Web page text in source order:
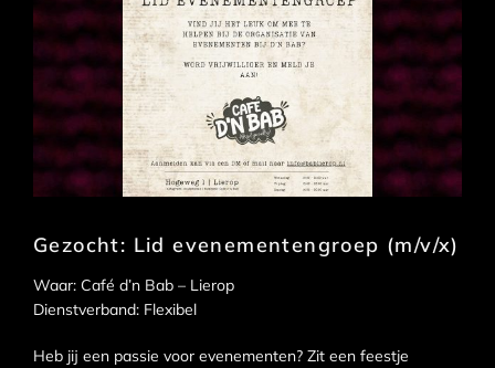
Gezocht: Lid evenementengroep (m/v/x)
Waar: Café d’n Bab – Lierop
Dienstverband: Flexibel
Heb jij een passie voor evenementen? Zit een feestje